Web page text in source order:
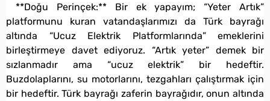
**Doğu Perinçek:** Bir ek yapayım; “Yeter Artık”
platformunu kuran vatandaşlarımızı da Türk bayrağı
altında “Ucuz Elektrik Platformlarında” emeklerini
birleştirmeye davet ediyoruz. “Artık yeter” demek bir
sızlanmadır ama “ucuz elektrik” bir hedeftir.
Buzdolaplarını, su motorlarını, tezgahları çalıştırmak için
bir hedeftir. Türk bayrağı zaferin bayrağıdır, onun altında